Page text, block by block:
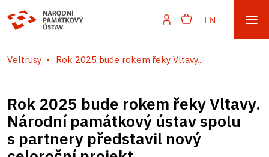
EN
Veltrusy Rok 2025 bude rokem řeky Vltavy....
Rok 2025 bude rokem řeky Vltavy.
Národní památkový ústav spolu
s partnery představil nový